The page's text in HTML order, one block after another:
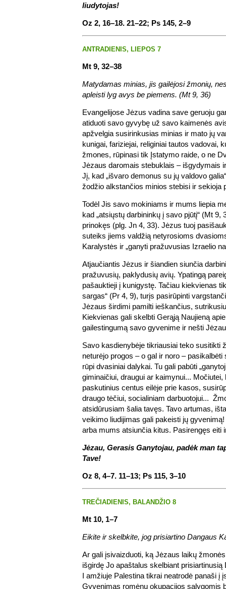
liudytojas!
Oz 2, 16–18. 21–22; Ps 145, 2–9
ANTRADIENIS, LIEPOS 7
Mt 9, 32–38
Matydamas minias, jis gailėjosi žmonių,
apleisti lyg avys be piemens. (Mt 9, 36)
Evangelijose Jėzus vadina save geruoju
atiduoti savo gyvybę už savo kaimenės
apžvelgia susirinkusias minias ir mato jų
kunigai, fariziejai, religiniai tautos vadovai,
žmones, rūpinasi tik Įstatymo raide, o ne
Jėzaus daromais stebuklais – išgydymais
Jį, kad „išvaro demonus su jų valdovo
žodžio alkstančios minios stebisi ir sekioja
Todėl Jis savo mokiniams ir mums liepia
kad „atsiųstų darbininkų į savo pjūtį“ (Mt 9,
prinokęs (plg. Jn 4, 33). Jėzus tuoj
suteiks jiems valdžią netyrosioms
Karalystės ir „ganyti pražuvusias Izraelio
Atjaučiantis Jėzus ir šiandien siunčia
pražuvusių, paklydusių avių. Ypatingą
pašauktieji į kunigystę. Tačiau kiekvienas
sargas“ (Pr 4, 9), turįs pasirūpinti
Jėzaus širdimi pamilti ieškančius,
Kiekvienas gali skelbti Gerąją Naujieną
gailestingumą savo gyvenime ir nešti
Savo kasdienybėje tikriausiai teko susitikti
neturėjo progos – o gal ir noro –
rūpi dvasiniai dalykai. Tu gali pabūti
giminaičiui, draugui ar kaimynui... Močiutei,
paskutinius centus eilėje prie kasos,
draugo tėčiui, socialiniam darbuotojui...
atsidūrusiam šalia tavęs. Tavo artumas,
veikimo liudijimas gali pakeisti jų
arba mums atsiunčia kitus. Pasirengęs eiti
Jėzau, Gerasis Ganytojau, padėk man
Tave!
Oz 8, 4–7. 11–13; Ps 115, 3–10
TREČIADIENIS, BALANDŽIO 8
Mt 10, 1–7
Eikite ir skelbkite, jog prisiartino Dangaus
Ar gali įsivaizduoti, ką Jėzaus laikų
išgirdę Jo apaštalus skelbiant prisiartinusią
I amžiuje Palestina tikrai neatrodė panaši į
Gyvenimas romėnų okupacijos sąlygomis